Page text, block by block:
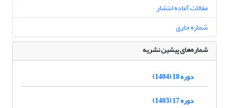
مقالات آماده انتشار
شماره جاری
شماره‌های پیشین نشریه
دوره 18 (1404)
دوره 17 (1403)